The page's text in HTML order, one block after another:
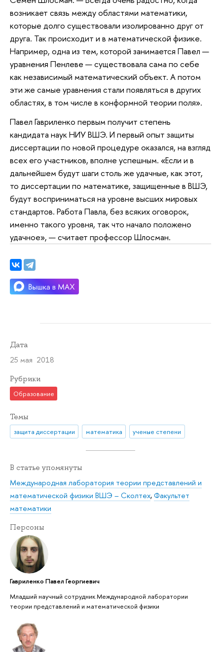
возникает связь между областями математики,
которые долго существовали изолированно друг от
друга. Так происходит и в математической физике.
Например, одна из тем, которой занимается Павел —
уравнения Пенлеве — существовала сама по себе
как независимый математический объект. А потом
эти же самые уравнения стали появляться в других
областях, в том числе в конформной теории поля».
Павел Гавриленко первым получит степень
кандидата наук НИУ ВШЭ. И первый опыт защиты
диссертации по новой процедуре оказался, на взгляд
всех его участников, вполне успешным. «Если и в
дальнейшем будут шаги столь же удачные, как этот,
то диссертации по математике, защищенные в ВШЭ,
будут восприниматься на уровне высших мировых
стандартов. Работа Павла, без всяких оговорок,
именно такого уровня, так что начало положено
удачное», — считает профессор Шлосман.
Дата
25 мая 2018
Рубрики
Образование
Темы
защита диссертации математика ученые степени
В статье упомянуты
Международная лаборатория теории представлений и
математической физики ВШЭ – Сколтех,Факультет
математики
Персоны
Гавриленко Павел Георгиевич
Младший научный сотрудник Международной лаборатории
теории представлений и математической физики